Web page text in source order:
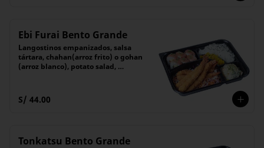
Ebi Furai Bento Grande
Langostinos empanizados, salsa
tártara, chahan(arroz frito) o gohan
(arroz blanco), potato salad,
S/ 44.00
Tonkatsu Bento Grande